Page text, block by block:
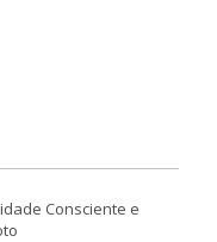
Consciente e